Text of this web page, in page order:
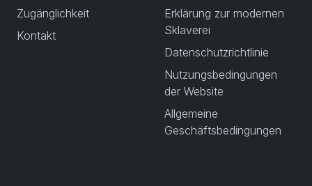
Zugänglichkeit
Kontakt
Erklärung zur modernen
Sklaverei
Datenschutzrichtlinie
Nutzungsbedingungen
der Website
Allgemeine
Geschäftsbedingungen